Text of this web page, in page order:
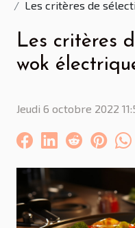
Les critères de
Les critères
wok
Jeudi 6 octobre 2022